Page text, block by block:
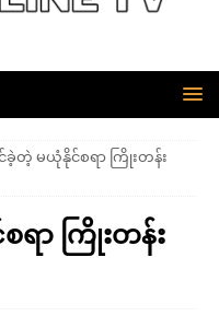
တဲ့ မယုံနိုင်စရာ ကြိုးတန်း
ာ ကြိုးတန်း